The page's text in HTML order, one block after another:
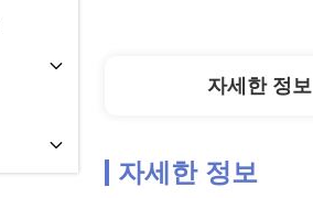
자세한 정보
자세한 정보